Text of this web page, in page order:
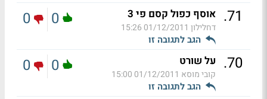
71
. אוסף כפול קסם פי 3
דחלילון 01/12/2011 15:26
הגב לתגובה זו
0
0
70
. על שורט
קובי מוסא 01/12/2011 15:00
הגב לתגובה זו
0
0